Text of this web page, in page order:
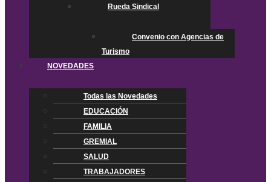
Rueda Sindical
Convenio con Agencias de
Turismo
NOVEDADES
Todas las Novedades
EDUCACIÓN
FAMILIA
GREMIAL
SALUD
TRABAJADORES